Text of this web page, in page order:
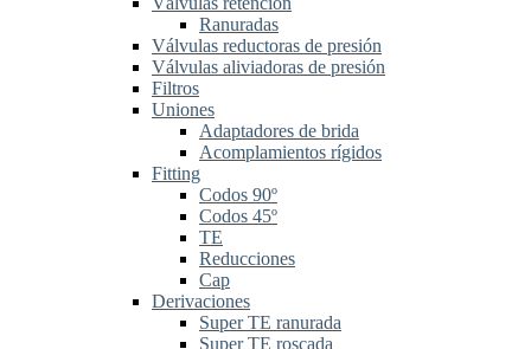
Ranuradas
Válvulas reductoras de presión
Válvulas aliviadoras de presión
Filtros
Uniones
Adaptadores de brida
Acomplamientos rígidos
Fitting
Codos 90º
Codos 45º
TE
Reducciones
Cap
Derivaciones
Super TE ranurada
Super TE roscada